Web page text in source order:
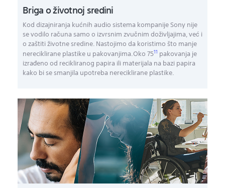
Briga o životnoj sredini
Kod dizajniranja kućnih audio sistema kompanije Sony nije
se vodilo računa samo o izvrsnim zvučnim doživljajima, već i
o zaštiti životne sredine. Nastojimo da koristimo što manje
nereciklirane plastike u pakovanjima.Oko 7511 pakovanja je
izrađeno od recikliranog papira ili materijala na bazi papira
kako bi se smanjila upotreba nereciklirane plastike.